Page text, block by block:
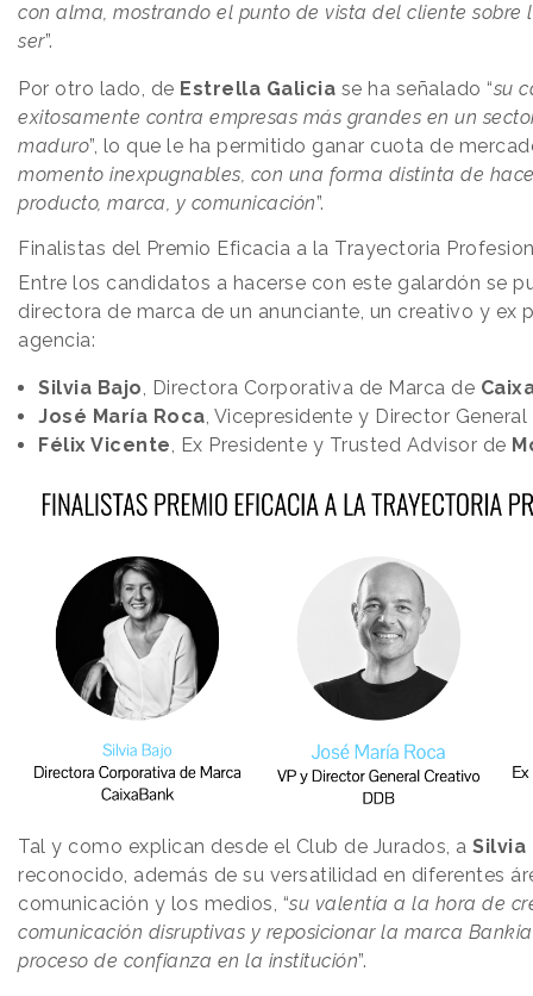
con alma, mostrando el punto de vista del cliente sobre
ser”.
Por otro lado, de Estrella Galicia se ha señalado “su
exitosamente contra empresas más grandes en un
maduro”, lo que le ha permitido ganar cuota de
momento inexpugnables, con una forma distinta de
producto, marca, y comunicación”.
Finalistas del Premio Eficacia a la Trayectoria
Entre los candidatos a hacerse con este galardón se
directora de marca de un anunciante, un creativo y ex
agencia:
Silvia Bajo, Directora Corporativa de Marca de
José María Roca, Vicepresidente y Director
Félix Vicente, Ex Presidente y Trusted Advisor de
Tal y como explican desde el Club de Jurados, a Silvia
reconocido, además de su versatilidad en diferentes
comunicación y los medios, “su valentía a la hora de
comunicación disruptivas y reposicionar la marca
proceso de confianza en la institución”.